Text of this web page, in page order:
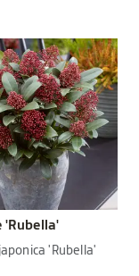
'Rubella'
'Rubella'